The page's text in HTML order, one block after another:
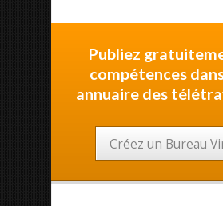
Publiez
compétences
annuaire des
Créez un Bureau